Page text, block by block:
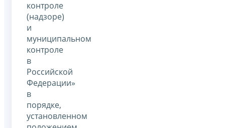
контроле
(надзоре)
и
муниципальном
контроле
в
Российской
Федерации»
в
порядке,
установленном